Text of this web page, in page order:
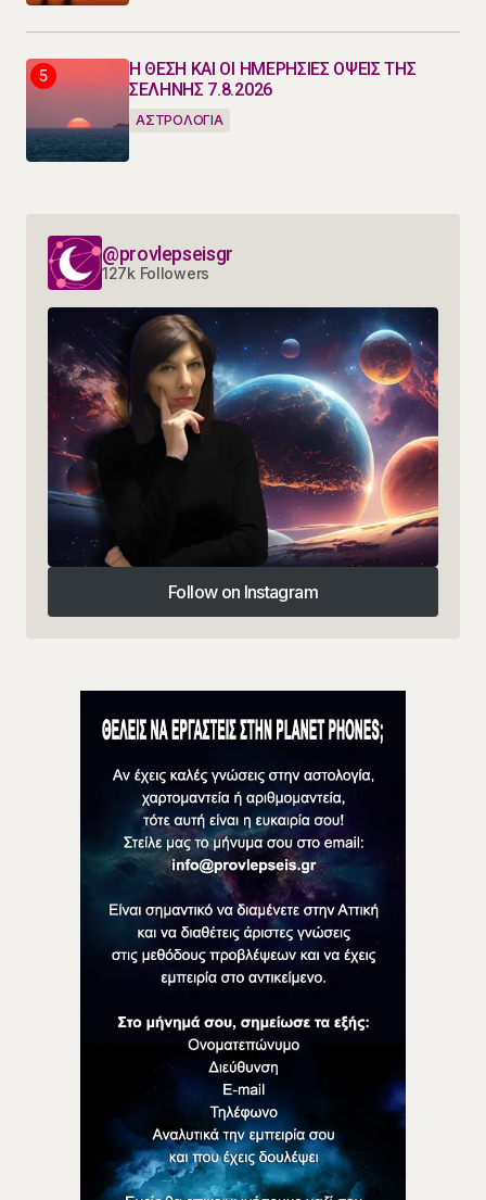
Η ΘΕΣΗ ΚΑΙ ΟΙ ΗΜΕΡΗΣΙΕΣ ΟΨΕΙΣ ΤΗΣ
ΣΕΛΗΝΗΣ 7.8.2026
ΑΣΤΡΟΛΟΓΙΑ
@provlepseisgr
127k Followers
Follow on Instagram
Follow on Instagram